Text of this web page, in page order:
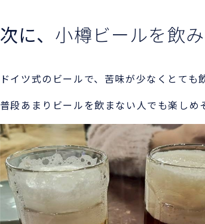
次に、 小樽ビールを飲
ドイツ式のビールで、苦味が少なくとても
普段あまりビールを飲まない人でも楽しめ